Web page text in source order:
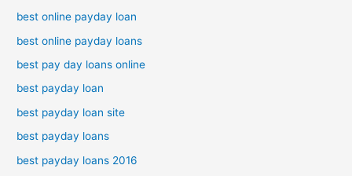
best online payday loan
best online payday loans
best pay day loans online
best payday loan
best payday loan site
best payday loans
best payday loans 2016